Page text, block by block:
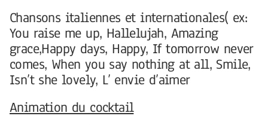
Chansons italiennes et internationales( ex:
You raise me up, Hallelujah, Amazing
grace,Happy days, Happy, If tomorrow never
comes, When you say nothing at all, Smile,
Isn’t she lovely, L’ envie d’aimer
Animation du cocktail